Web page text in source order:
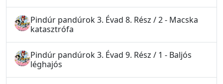
Pindúr pandúrok 3. Évad 8. Rész / 2 - Macska
katasztrófa
Pindúr pandúrok 3. Évad 9. Rész / 1 - Baljós
léghajós